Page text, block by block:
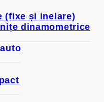
(fixe și inelare)
dinamometrice